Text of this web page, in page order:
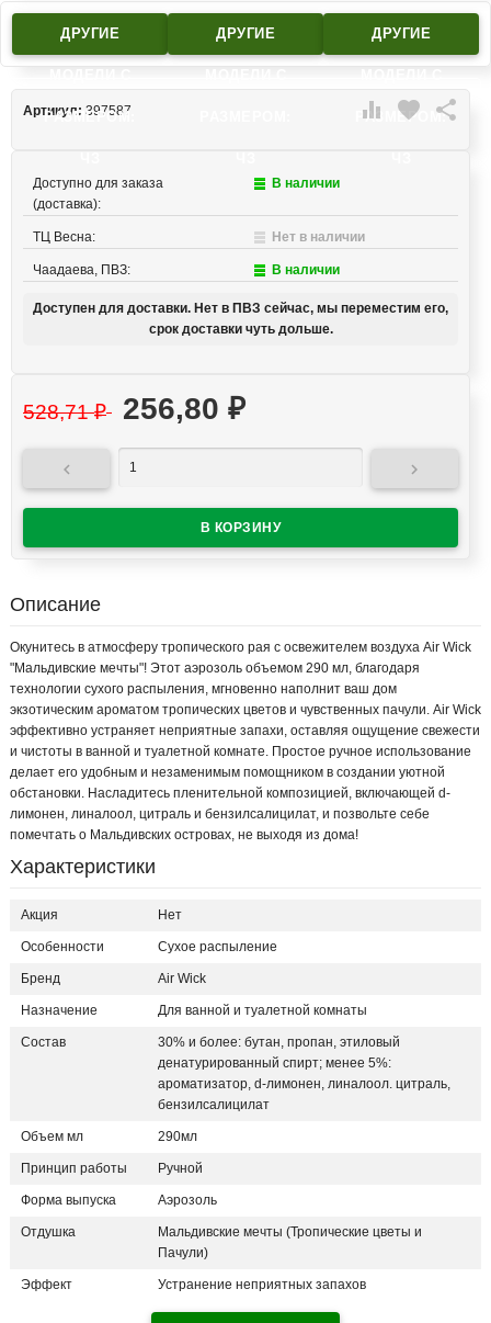
ДРУГИЕ
РАЗМЕРОМ:
ДРУГИЕ ДРУГИЕ
РАЗМЕРОМ:
 favorite 
Артикул: 397587
Доступно для заказа
(доставка):
В наличии
ТЦ Весна: Нет в наличии
Чаадаева, ПВЗ: В наличии
Доступен для доставки. Нет в ПВЗ сейчас, мы переместим его,
срок доставки чуть дольше.
528,71₽ 256,80 ₽
 
Описание
Окунитесь в атмосферу тропического рая с освежителем воздуха Air Wick
"Мальдивские мечты"! Этот аэрозоль объемом 290 мл, благодаря
технологии сухого распыления, мгновенно наполнит ваш дом
экзотическим ароматом тропических цветов и чувственных пачули. Air Wick
эффективно устраняет неприятные запахи, оставляя ощущение свежести
и чистоты в ванной и туалетной комнате. Простое ручное использование
делает его удобным и незаменимым помощником в создании уютной
обстановки. Насладитесь пленительной композицией, включающей d-
лимонен, линалоол, цитраль и бензилсалицилат, и позвольте себе
помечтать о Мальдивских островах, не выходя из дома!
Характеристики
Акция Нет
Особенности Сухое распыление
Бренд Air Wick
Назначение Для ванной и туалетной комнаты
Состав
30% и более: бутан, пропан, этиловый
денатурированный спирт; менее 5%:
ароматизатор, d-лимонен, линалоол. цитраль,
бензилсалицилат
Объем мл 290мл
Принцип работы Ручной
Форма выпуска Аэрозоль
Отдушка
Мальдивские мечты (Тропические цветы и
Пачули)
Эффект Устранение неприятных запахов